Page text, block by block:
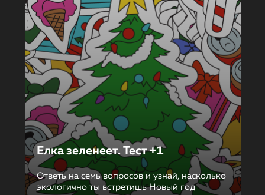
Елка зеленеет. Тест +1
Ответь на семь вопросов и узнай, насколько
экологично ты встретишь Новый год